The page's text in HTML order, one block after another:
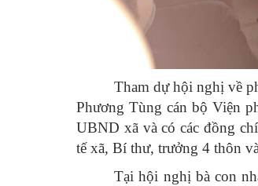
Tham dự hội nghị về
Phương Tùng cán bộ Viện
UBND xã và có các đồng
tế xã, Bí thư, trưởng 4 thôn
Tại hội nghị bà con